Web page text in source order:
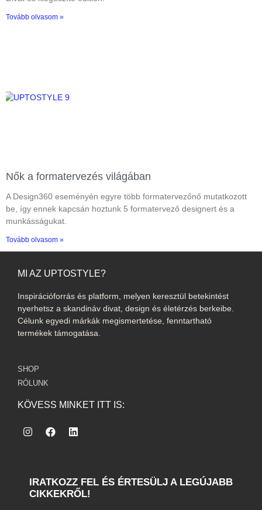
Tovább olvasom »
Nők a formatervezés világában
A Design360 eseményén egyre több formatervezőnő mutatkozott
be, így ennek kapcsán hoztunk 5 formatervező designert és a
munkásságukat.
Tovább olvasom »
MI AZ UPTOSTYLE?
Inspirációforrás és platform, melyen keresztül betekintést
nyerhetsz a skandináv divat, design és életérzés berkeibe.
Célunk egyedi márkák megismertetése, fenntartható
termékek támogatása.
SHOP
RÓLUNK
KÖVESS MINKET ITT IS:
IRATKOZZ FEL ÉS ÉRTESÜLJ A LEGÚJABB
CIKKEKRŐL!